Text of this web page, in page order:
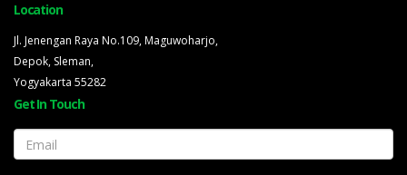
Location
Jl. Jenengan Raya No.109, Maguwoharjo,
Depok, Sleman,
Yogyakarta 55282
Get In Touch
Email